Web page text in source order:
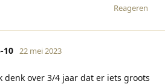
Reageren
10 22 mei 2023
denk over 3/4 jaar dat er iets groots